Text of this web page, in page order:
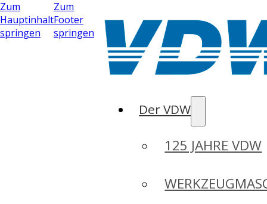
Zum
Hauptinhalt
springen
Zum
Footer
springen
Der VDW
125 JAHRE VDW